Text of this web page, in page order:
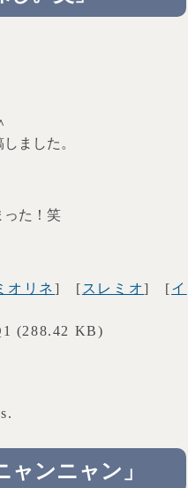
ました。
った！笑
オリネ] [ スレミオ] [イ
(288.42 KB)
ャンニャン」